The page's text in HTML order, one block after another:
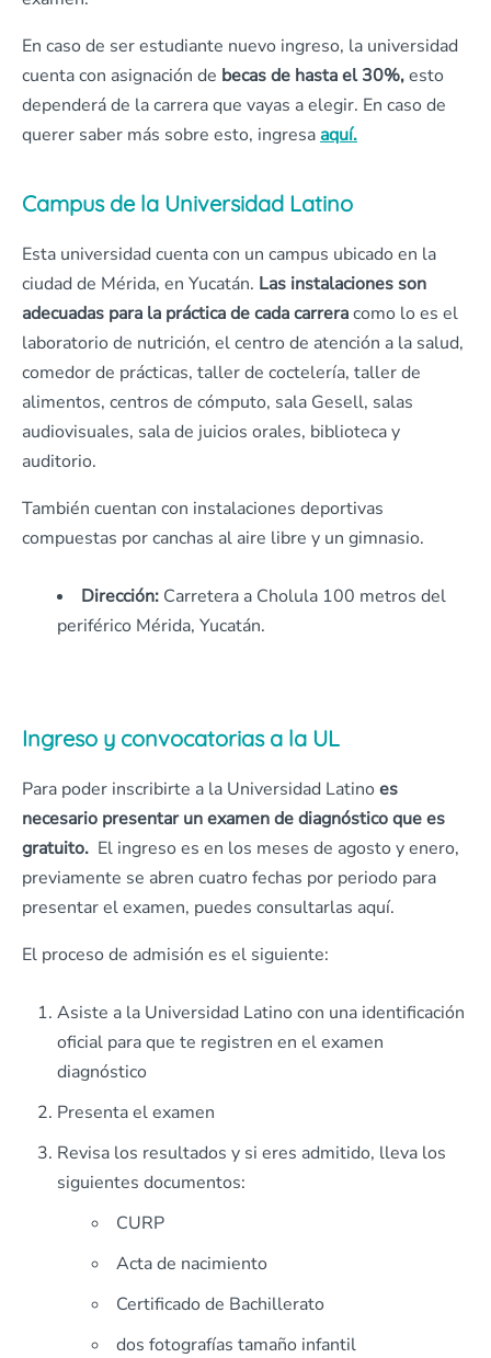
En caso de ser estudiante nuevo ingreso, la universidad
cuenta con asignación de becas de hasta el 30%,esto
dependerá de la carrera que vayas a elegir. En caso de
querer saber más sobre esto, ingresaaquí.
Campus de la Universidad Latino
Esta universidad cuenta con un campus ubicado en la
ciudad de Mérida, en Yucatán. Las instalaciones son
adecuadas para la práctica de cada carreracomo lo es el
laboratorio de nutrición, el centro de atención a la salud,
comedor de prácticas, taller de coctelería, taller de
alimentos, centros de cómputo, sala Gesell, salas
audiovisuales, sala de juicios orales, biblioteca y
auditorio.
También cuentan con instalaciones deportivas
compuestas por canchas al aire libre y un gimnasio.
Dirección: Carretera a Cholula 100 metros del
periférico Mérida, Yucatán.
Ingreso y convocatorias a la UL
Para poder inscribirte a la Universidad Latino es
necesario presentar un examen de diagnóstico que es
gratuito. El ingreso es en los meses de agosto y enero,
previamente se abren cuatro fechas por periodo para
presentar el examen, puedes consultarlas aquí.
El proceso de admisión es el siguiente:
Asiste a la Universidad Latino con una identificación
oficial para que te registren en el examen
diagnóstico
Presenta el examen
Revisa los resultados y si eres admitido, lleva los
siguientes documentos:
CURP
Acta de nacimiento
Certificado de Bachillerato
dos fotografías tamaño infantil